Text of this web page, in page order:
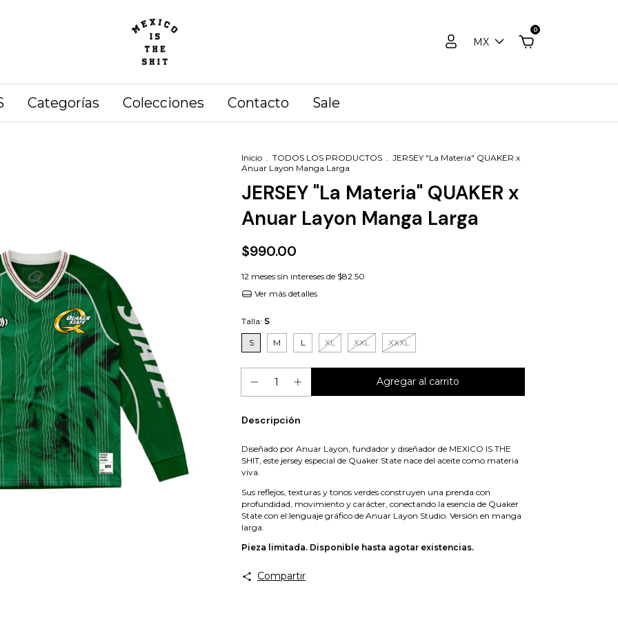
MX
0
Categorías Colecciones Contacto Sale
Inicio . TODOS LOS PRODUCTOS . JERSEY "La Materia" QUAKER x
Anuar Layon Manga Larga
JERSEY "La Materia" QUAKER x
Anuar Layon Manga Larga
$990.00
12 meses sin intereses de $82.50
Ver más detalles
Talla: S
S M L XL XXL XXXL
Descripción
Diseñado por Anuar Layon, fundador y diseñador de MEXICO IS THE
SHIT, este jersey especial de Quaker State nace del aceite como materia
viva.
Sus reflejos, texturas y tonos verdes construyen una prenda con
profundidad, movimiento y carácter, conectando la esencia de Quaker
State con el lenguaje gráfico de Anuar Layon Studio. Versión en manga
larga.
Pieza limitada. Disponible hasta agotar existencias.
Compartir